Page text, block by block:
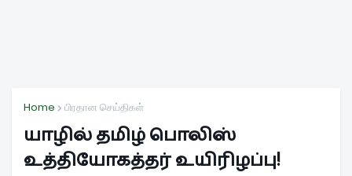
Home பிரதான செய்திகள்
யாழில் தமிழ் பொலிஸ்
உத்தியோகத்தர் உயிரிழப்பு!